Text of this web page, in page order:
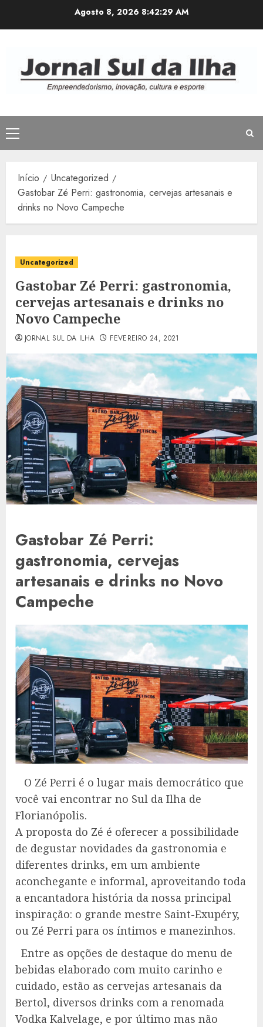
Agosto 8, 20268:42:31 AM
Menu
principal
Início
Uncategorized
Gastobar Zé Perri: gastronomia, cervejas artesanais e
drinks no Novo Campeche
Uncategorized
Gastobar Zé Perri: gastronomia,
cervejas artesanais e drinks no
Novo Campeche
JORNAL SUL DA ILHA FEVEREIRO 24, 2021
Gastobar Zé Perri:
gastronomia, cervejas
artesanais e drinks no Novo
Campeche
O Zé Perri é o lugar mais democrático que
você vai encontrar no Sul da Ilha de
Florianópolis.
A proposta do Zé é oferecer a possibilidade
de degustar novidades da gastronomia e
diferentes drinks, em um ambiente
aconchegante e informal, aproveitando toda
a encantadora história da nossa principal
inspiração: o grande mestre Saint-Exupéry,
ou Zé Perri para os íntimos e manezinhos.
Entre as opções de destaque do menu de
bebidas elaborado com muito carinho e
cuidado, estão as cervejas artesanais da
Bertol, diversos drinks com a renomada
Vodka Kalvelage, e por último mas não